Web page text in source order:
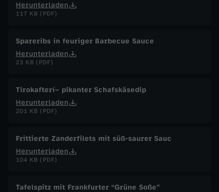
Herunterladen
117 KB (PDF)
Spareribs in feuriger Barbecue Sauce
Herunterladen
23 KB (PDF)
Tirokafterí– pikanter Schafskäsedip
Herunterladen
201 KB (PDF)
Frittierte Zanderfilets mit süß-saurer Sauc
Herunterladen
104 KB (PDF)
Tafelspitz mit Frankfurter “Grüne Soße”